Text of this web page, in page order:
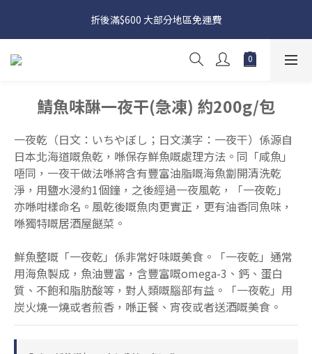
日本接近假期，貨源較不穩定；如想在 8 月 11 日至 8 月 15 日收
貨，請務必於 8 月 10 日前落單
折後滿$600 大部分地區免運費
日本接近假期，貨源較不穩定；如想在 8 月 11 日至 8 月 15 日收
貨，請務必於 8 月 10 日前落單
鯖魚味醂一夜干(急凍) 約200g/包
一夜乾（日文：いちやぼし；日文漢字：一夜干）係源自
日本北海道嘅魚乾，喺保存鮮魚嘅處理方法。同「咸魚」
唔同，一夜干做法喺將含有豐富油脂嘅海魚劏開清洗乾
淨，用鹽水浸約1個鐘，之後經過一夜風乾，「一夜乾」
亦喺咁樣命名。風乾後嘅魚肉更實正，更有油香同魚味，
喺獨特嘅居酒屋餸菜。
鮮魚整嘅「一夜乾」係非常好味嘅美食。「一夜乾」通常
用海魚製成，魚油豐富，含豐富嘅omega-3、鈣、蛋白
質、不飽和脂肪酸等，對人類嘅腦部有益。「一夜乾」用
炭火燒一燒或者煎香，喺正餐、宵夜或者送酒嘅美食。